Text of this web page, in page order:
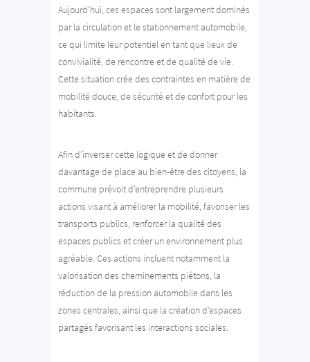
Aujourd’hui, ces espaces sont largement dominés
par la circulation et le stationnement automobile,
ce qui limite leur potentiel en tant que lieux de
convivialité, de rencontre et de qualité de vie.
Cette situation crée des contraintes en matière de
mobilité douce, de sécurité et de confort pour les
habitants.
Afin d’inverser cette logique et de donner
davantage de place au bien-être des citoyens, la
commune prévoit d’entreprendre plusieurs
actions visant à améliorer la mobilité, favoriser les
transports publics, renforcer la qualité des
espaces publics et créer un environnement plus
agréable. Ces actions incluent notamment la
valorisation des cheminements piétons, la
réduction de la pression automobile dans les
zones centrales, ainsi que la création d’espaces
partagés favorisant les interactions sociales.